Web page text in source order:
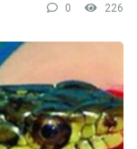
0 226